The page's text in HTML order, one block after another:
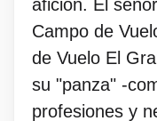
afición. El
Campo de
de Vuelo El
su "panza" -
profesiones y